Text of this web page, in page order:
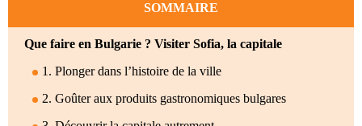
SOMMAIRE
Que faire en Bulgarie ? Visiter Sofia, la capitale
1. Plonger dans l’histoire de la ville
2. Goûter aux produits gastronomiques bulgares